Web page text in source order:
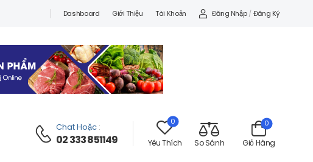
Dashboard Giới Thiệu Tài Khoản Đăng Nhập / Đăng Ký
Chat Hoặc :
02 333 851149
0
Yêu Thích So Sánh Giỏ Hàng
0